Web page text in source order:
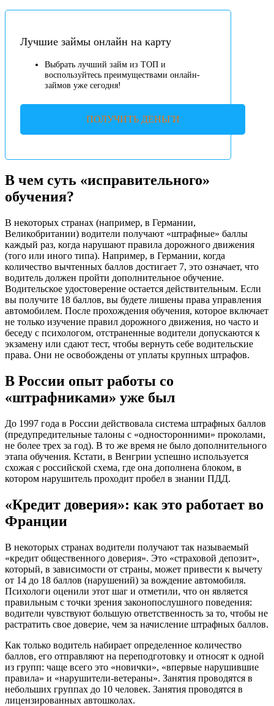
Лучшие займы онлайн на карту
Выбрать лучший займ из ТОП и
воспользуйтесь преимуществами онлайн-
займов уже сегодня!
ПОЛУЧИТЬ ДЕНЬГИ
В чем суть «исправительного»
обучения?
В некоторых странах (например, в Германии,
Великобритании) водители получают «штрафные» баллы
каждый раз, когда нарушают правила дорожного движения
(того или иного типа). Например, в Германии, когда
количество вычтенных баллов достигает 7, это означает, что
водитель должен пройти дополнительное обучение.
Водительское удостоверение остается действительным. Если
вы получите 18 баллов, вы будете лишены права управления
автомобилем. После прохождения обучения, которое включает
не только изучение правил дорожного движения, но часто и
беседу с психологом, отстраненные водители допускаются к
экзамену или сдают тест, чтобы вернуть себе водительские
права. Они не освобождены от уплаты крупных штрафов.
В России опыт работы со
«штрафниками» уже был
До 1997 года в России действовала система штрафных баллов
(предупредительные талоны с «односторонними» проколами,
не более трех за год). В то же время не было дополнительного
этапа обучения. Кстати, в Венгрии успешно используется
схожая с российской схема, где она дополнена блоком, в
котором нарушитель проходит пробел в знании ПДД.
«Кредит доверия»: как это работает во
Франции
В некоторых странах водители получают так называемый
«кредит общественного доверия». Это «страховой депозит»,
который, в зависимости от страны, может привести к вычету
от 14 до 18 баллов (нарушений) за вождение автомобиля.
Психологи оценили этот шаг и отметили, что он является
правильным с точки зрения законопослушного поведения:
водители чувствуют большую ответственность за то, чтобы не
растратить свое доверие, чем за начисление штрафных баллов.
Как только водитель набирает определенное количество
баллов, его отправляют на переподготовку и относят к одной
из групп: чаще всего это «новички», «впервые нарушившие
правила» и «нарушители-ветераны». Занятия проводятся в
небольших группах до 10 человек. Занятия проводятся в
лицензированных автошколах.